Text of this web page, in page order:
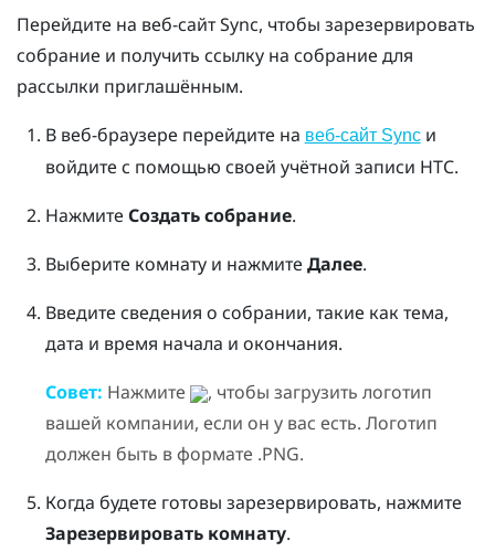
Перейдите на веб-сайтSync, чтобы зарезервировать
собрание и получить ссылку на собрание для
рассылки приглашённым.
В веб-браузере перейдите на веб-сайт Syncи
войдите с помощью своей учётной записи HTC.
Нажмите Создать собрание.
Выберите комнату и нажмите Далее.
Введите сведения о собрании, такие как тема,
дата и время начала и окончания.
Совет: Нажмите
, чтобы загрузить логотип
вашей компании, если он у вас есть. Логотип
должен быть в формате .PNG.
Когда будете готовы зарезервировать, нажмите
Зарезервировать комнату.